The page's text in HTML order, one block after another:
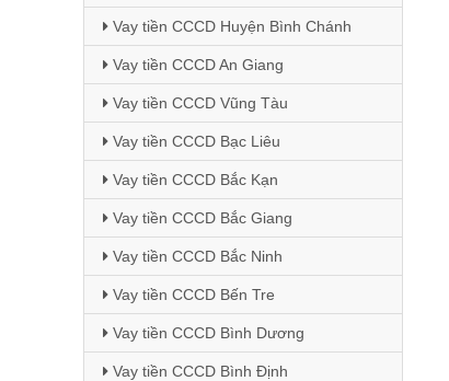
Vay tiền CCCD Huyện Bình Chánh
Vay tiền CCCD An Giang
Vay tiền CCCD Vũng Tàu
Vay tiền CCCD Bạc Liêu
Vay tiền CCCD Bắc Kạn
Vay tiền CCCD Bắc Giang
Vay tiền CCCD Bắc Ninh
Vay tiền CCCD Bến Tre
Vay tiền CCCD Bình Dương
Vay tiền CCCD Bình Định